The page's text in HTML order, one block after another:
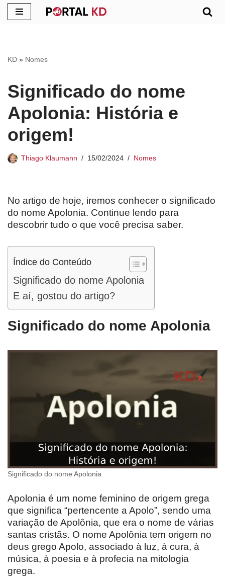
conteúdo
KD » Nomes
Significado do nome
Apolonia: História e
origem!
Thiago Klaumann 15/02/2024 Nomes
No artigo de hoje, iremos conhecer o significado
do nome Apolonia. Continue lendo para
descobrir tudo o que você precisa saber.
Índice do Conteúdo
Significado do nome Apolonia
E aí, gostou do artigo?
Significado do nome Apolonia
Significado do nome Apolonia
Apolonia é um nome feminino de origem grega
que significa “pertencente a Apolo”, sendo uma
variação de Apolônia, que era o nome de várias
santas cristãs. O nome Apolônia tem origem no
deus grego Apolo, associado à luz, à cura, à
música, à poesia e à profecia na mitologia
grega.